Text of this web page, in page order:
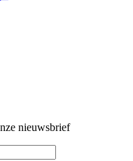
nieuwsbrief